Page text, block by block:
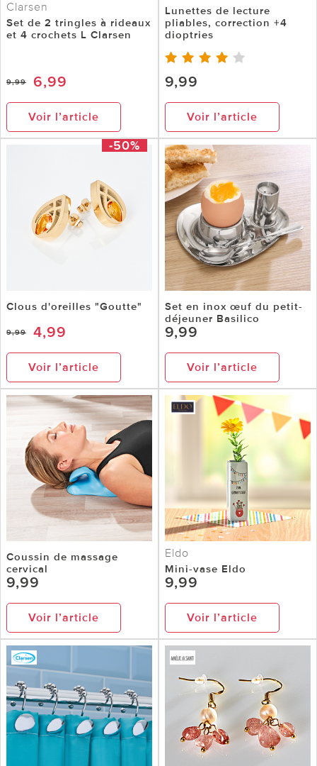
Clarsen
Set de 2 tringles à rideaux
et 4 crochets L Clarsen
9,99 6,99
Voir l’article
Lunettes de lecture
pliables, correction +4
dioptries
9,99
Voir l’article
-50%
Clous d'oreilles "Goutte"
9,99 4,99
Voir l’article
Set en inox œuf du petit-
déjeuner Basilico
9,99
Voir l’article
Coussin de massage
cervical
9,99
Voir l’article
Eldo
Mini-vase Eldo
9,99
Voir l’article